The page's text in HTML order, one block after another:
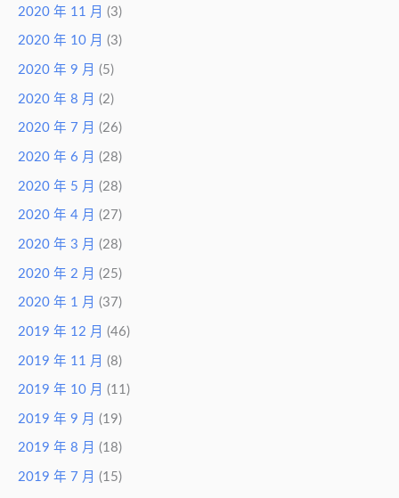
2020 年 11 月 (3)
2020 年 10 月 (3)
2020 年 9 月 (5)
2020 年 8 月 (2)
2020 年 7 月 (26)
2020 年 6 月 (28)
2020 年 5 月 (28)
2020 年 4 月 (27)
2020 年 3 月 (28)
2020 年 2 月 (25)
2020 年 1 月 (37)
2019 年 12 月 (46)
2019 年 11 月 (8)
2019 年 10 月 (11)
2019 年 9 月 (19)
2019 年 8 月 (18)
2019 年 7 月 (15)